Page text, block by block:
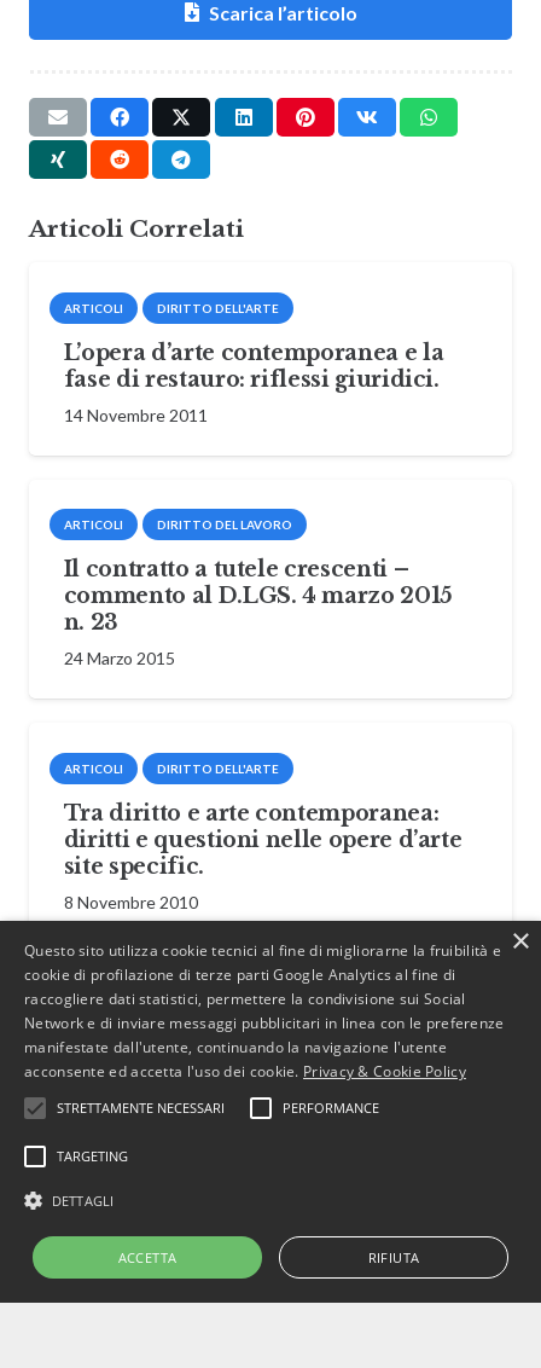
Scarica l’articolo
Articoli Correlati
ARTICOLI DIRITTO DELL'ARTE
L’opera d’arte contemporanea e la
fase di restauro: riflessi giuridici.
14 Novembre 2011
ARTICOLI DIRITTO DEL LAVORO
Il contratto a tutele crescenti –
commento al D.LGS. 4 marzo 2015
n. 23
24 Marzo 2015
ARTICOLI DIRITTO DELL'ARTE
Tra diritto e arte contemporanea:
diritti e questioni nelle opere d’arte
site specific.
8 Novembre 2010
ARTICOLI DIRITTO FALLIMENTARE
Contratto di factoring e fallimento
del Fornitore: aspetti critici
11 Aprile 2012
×
Questo sito utilizza cookie tecnici al fine di migliorarne la fruibilità e
cookie di profilazione di terze parti Google Analytics al fine di
raccogliere dati statistici, permettere la condivisione sui Social
Network e di inviare messaggi pubblicitari in linea con le preferenze
manifestate dall'utente, continuando la navigazione l'utente
acconsente ed accetta l'uso dei cookie. Privacy & Cookie Policy
STRETTAMENTE NECESSARI PERFORMANCE
TARGETING
DETTAGLI
ACCETTA RIFIUTA